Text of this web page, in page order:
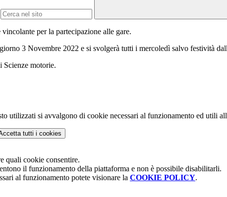
per la partecipazione alle gare.
3 Novembre 2022 e si svolgerà tutti i mercoledì salvo festività
Scienze motorie.
utilizzati si avvalgono di cookie necessari al funzionamento ed utili
tutti i cookies
quali cookie consentire.
il funzionamento della piattaforma e non è possibile disabilitarli.
al funzionamento potete visionare la COOKIE POLICY.